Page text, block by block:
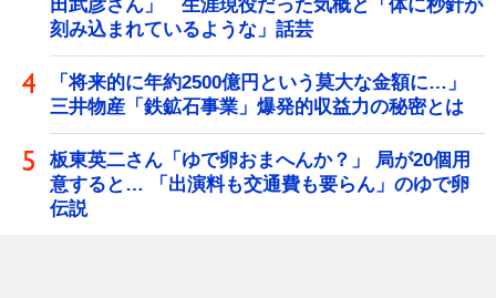
田武彦さん」 生涯現役だった気概と「体に秒針が
刻み込まれているような」話芸
「将来的に年約2500億円という莫大な金額に…」
三井物産「鉄鉱石事業」爆発的収益力の秘密とは
板東英二さん「ゆで卵おまへんか？」 局が20個用
意すると… 「出演料も交通費も要らん」のゆで卵
伝説